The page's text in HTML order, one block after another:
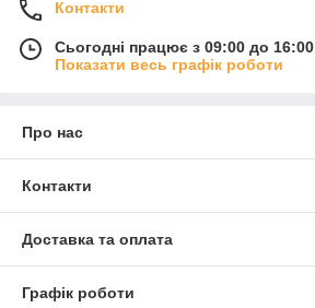
Контакти
Сьогодні працює з 09:00 до 16:00
Показати весь графік роботи
Про нас
Контакти
Доставка та оплата
Графік роботи